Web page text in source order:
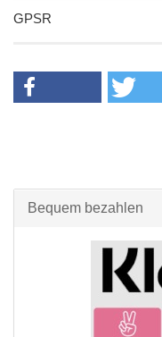
GPSR
Bequem bezahlen